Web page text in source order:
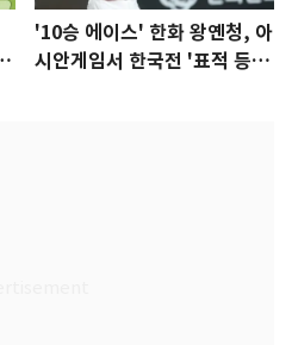
'10승 에이스' 한화 왕옌청, 아
시안게임서 한국전 '표적 등